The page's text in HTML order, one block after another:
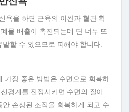
욕을 하면 근육의 이완과 혈관 확
물 배출이 촉진되는데 단 너무 뜨
할 수 있으므로 피해야 합니다.
가장 좋은 방법은 수면으로 회복하
경계를 진정시키면 수면의 질이
손상된 조직을 회복하게 되고 수